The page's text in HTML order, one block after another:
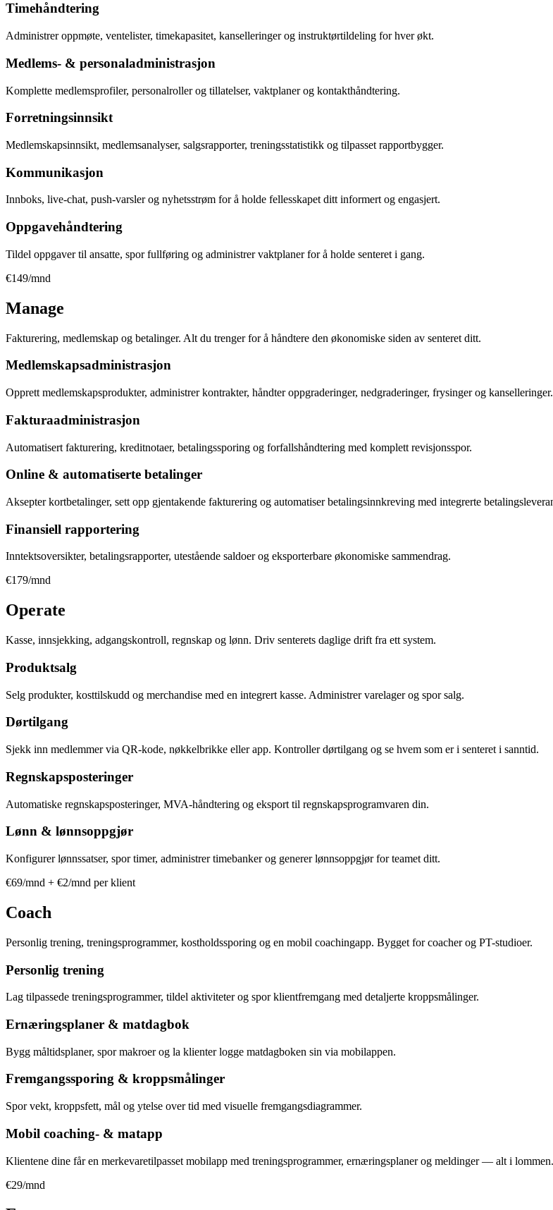
Timehåndtering
Administrer oppmøte, ventelister, timekapasitet, kanselleringer og instruktørtildeling for hver økt.
Medlems- & personaladministrasjon
Komplette medlemsprofiler, personalroller og tillatelser, vaktplaner og kontakthåndtering.
Forretningsinnsikt
Medlemskapsinnsikt, medlemsanalyser, salgsrapporter, treningsstatistikk og tilpasset rapportbygger.
Kommunikasjon
Innboks, live-chat, push-varsler og nyhetsstrøm for å holde fellesskapet ditt informert og engasjert.
Oppgavehåndtering
Tildel oppgaver til ansatte, spor fullføring og administrer vaktplaner for å holde senteret i gang.
€149/mnd
Manage
Fakturering, medlemskap og betalinger. Alt du trenger for å håndtere den økonomiske siden av senteret ditt.
Medlemskapsadministrasjon
Opprett medlemskapsprodukter, administrer kontrakter, håndter oppgraderinger, nedgraderinger, frysinger og kanselleringer.
Fakturaadministrasjon
Automatisert fakturering, kreditnotaer, betalingssporing og forfallshåndtering med komplett revisjonsspor.
Online & automatiserte betalinger
Aksepter kortbetalinger, sett opp gjentakende fakturering og automatiser betalingsinnkreving med integrerte
Finansiell rapportering
Inntektsoversikter, betalingsrapporter, utestående saldoer og eksporterbare økonomiske sammendrag.
€179/mnd
Operate
Kasse, innsjekking, adgangskontroll, regnskap og lønn. Driv senterets daglige drift fra ett system.
Produktsalg
Selg produkter, kosttilskudd og merchandise med en integrert kasse. Administrer varelager og spor salg.
Dørtilgang
Sjekk inn medlemmer via QR-kode, nøkkelbrikke eller app. Kontroller dørtilgang og se hvem som er i senteret i sanntid.
Regnskapsposteringer
Automatiske regnskapsposteringer, MVA-håndtering og eksport til regnskapsprogramvaren din.
Lønn & lønnsoppgjør
Konfigurer lønnssatser, spor timer, administrer timebanker og generer lønnsoppgjør for teamet ditt.
€69/mnd + €2/mnd per klient
Coach
Personlig trening, treningsprogrammer, kostholdssporing og en mobil coachingapp. Bygget for coacher og PT-studioer.
Personlig trening
Lag tilpassede treningsprogrammer, tildel aktiviteter og spor klientfremgang med detaljerte kroppsmålinger.
Ernæringsplaner & matdagbok
Bygg måltidsplaner, spor makroer og la klienter logge matdagboken sin via mobilappen.
Fremgangssporing & kroppsmålinger
Spor vekt, kroppsfett, mål og ytelse over tid med visuelle fremgangsdiagrammer.
Mobil coaching- & matapp
Klientene dine får en merkevaretilpasset mobilapp med treningsprogrammer, ernæringsplaner og meldinger — alt i lommen.
€29/mnd